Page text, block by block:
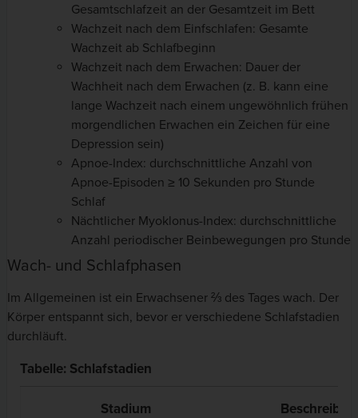
Gesamtschlafzeit an der Gesamtzeit im Bett
Wachzeit nach dem Einfschlafen: Gesamte
Wachzeit ab Schlafbeginn
Wachzeit nach dem Erwachen: Dauer der
Wachheit nach dem Erwachen (z. B. kann eine
lange Wachzeit nach einem ungewöhnlich frühen
morgendlichen Erwachen ein Zeichen für eine
Depression sein)
Apnoe-Index: durchschnittliche Anzahl von
Apnoe-Episoden ≥ 10 Sekunden pro Stunde
Schlaf
Nächtlicher Myoklonus-Index: durchschnittliche
Anzahl periodischer Beinbewegungen pro Stunde
Wach- und Schlafphasen
Im Allgemeinen ist ein Erwachsener ⅔ des Tages wach. Der
Körper entspannt sich, bevor er verschiedene Schlafstadien
durchläuft.
Tabelle: Schlafstadien
Stadium